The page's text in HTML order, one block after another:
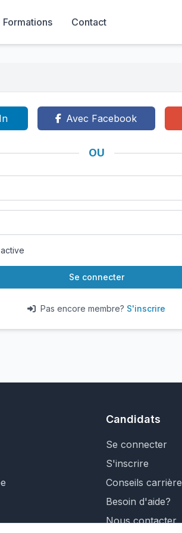
Formations Contact
Avec Facebook
OU
Se connecter
Pas encore membre? S'inscrire
Candidats
Se connecter
S'inscrire
Conseils carrière
Besoin d'aide?
Nous contacter